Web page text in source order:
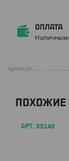
Оплата
Артикул
ПОХОЖИЕ
АРТ. 33140